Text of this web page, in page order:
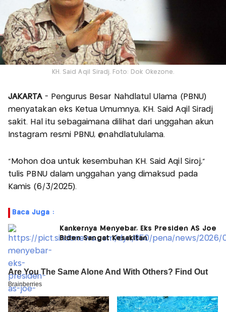
KH. Said Aqil Siradj. Foto: Dok Okezone.
JAKARTA - Pengurus Besar Nahdlatul Ulama (PBNU)
menyatakan eks Ketua Umumnya, KH. Said Aqil Siradj
sakit. Hal itu sebagaimana dilihat dari unggahan akun
Instagram resmi PBNU, @nahdlatululama.
"Mohon doa untuk kesembuhan KH. Said Aqil Siroj,"
tulis PBNU dalam unggahan yang dimaksud pada
Kamis (6/3/2025).
Baca Juga :
Kankernya Menyebar, Eks Presiden AS Joe
Biden Sangat Kesakitan